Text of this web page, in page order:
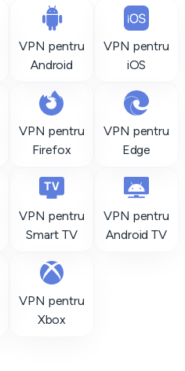
VPN pentru
Android
VPN pentru
iOS
VPN pentru
Firefox
VPN pentru
Edge
VPN pentru
Smart TV
VPN pentru
Android TV
VPN pentru
Xbox